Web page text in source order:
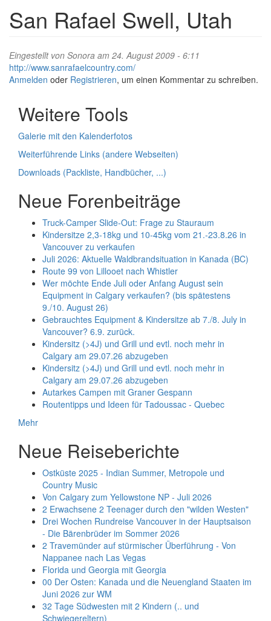
San Rafael Swell, Utah
Eingestellt von Sonora am 24. August 2009 - 6:11
http://www.sanrafaelcountry.com/
Anmelden oder Registrieren, um einen Kommentar zu schreiben.
Weitere Tools
Galerie mit den Kalenderfotos
Weiterführende Links (andere Webseiten)
Downloads (Packliste, Handbücher, ...)
Neue Forenbeiträge
Truck-Camper Slide-Out: Frage zu Stauraum
Kindersitze 2,3-18kg und 10-45kg vom 21.-23.8.26 in
Vancouver zu verkaufen
Juli 2026: Aktuelle Waldbrandsituation in Kanada (BC)
Route 99 von Lillooet nach Whistler
Wer möchte Ende Juli oder Anfang August sein
Equipment in Calgary verkaufen? (bis spätestens
9./10. August 26)
Gebrauchtes Equipment & Kindersitze ab 7./8. July in
Vancouver? 6.9. zurück.
Kindersitz (>4J) und Grill und evtl. noch mehr in
Calgary am 29.07.26 abzugeben
Kindersitz (>4J) und Grill und evtl. noch mehr in
Calgary am 29.07.26 abzugeben
Autarkes Campen mit Graner Gespann
Routentipps und Ideen für Tadoussac - Quebec
Mehr
Neue Reiseberichte
Ostküste 2025 - Indian Summer, Metropole und
Country Music
Von Calgary zum Yellowstone NP - Juli 2026
2 Erwachsene 2 Teenager durch den "wilden Westen"
Drei Wochen Rundreise Vancouver in der Hauptsaison
- Die Bärenbrüder im Sommer 2026
2 Travemünder auf stürmischer Überführung - Von
Nappanee nach Las Vegas
Florida und Georgia mit Georgia
00 Der Osten: Kanada und die Neuengland Staaten im
Juni 2026 zur WM
32 Tage Südwesten mit 2 Kindern (.. und
Schwiegereltern)